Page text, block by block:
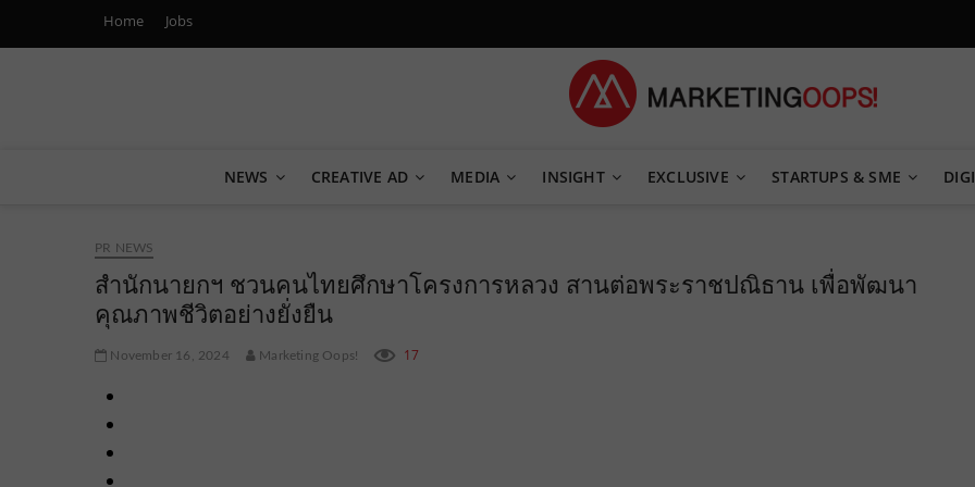
Home Jobs
Marketing Oops!
NEWS CREATIVE AD MEDIA INSIGHT EXCLUSIVE STARTUPS & SME
PR NEWS
สำนักนายกฯ ชวนคนไทยศึกษาโครงการหลวง สานต่อพระราชปณิธาน เพื่อพัฒนา
คุณภาพชีวิตอย่างยั่งยืน
November 16, 2024 Marketing Oops! 17